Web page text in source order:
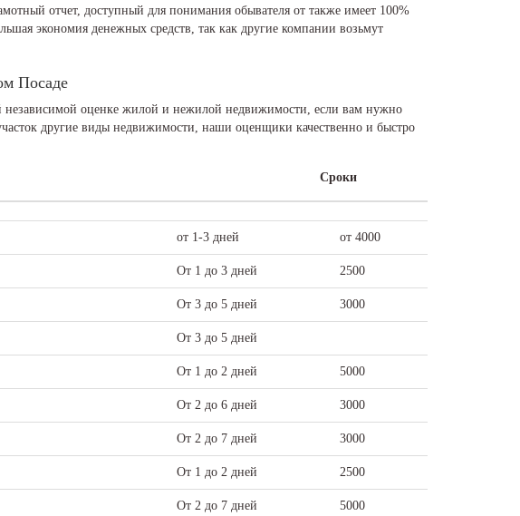
отчет, доступный для понимания обывателя от также имеет 100%
экономия денежных средств, так как другие компании возьмут
Посаде
независимой оценке жилой и нежилой недвижимости, если вам нужно
другие виды недвижимости, наши оценщики качественно и быстро
Сроки
от 1-3 дней от 4000
От 1 до 3 дней 2500
От 3 до 5 дней 3000
От 3 до 5 дней
От 1 до 2 дней 5000
От 2 до 6 дней 3000
От 2 до 7 дней 3000
От 1 до 2 дней 2500
От 2 до 7 дней 5000